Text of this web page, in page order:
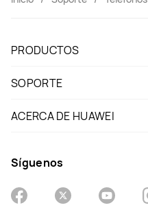
PRODUCTOS
SOPORTE
ACERCA DE HUAWEI
Síguenos